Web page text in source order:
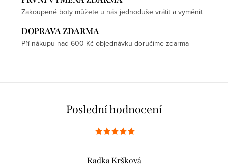
Zakoupené boty můžete u nás jednoduše vrátit a vyměnit
DOPRAVA ZDARMA
Pří nákupu nad 600 Kč objednávku doručíme zdarma
Poslední hodnocení
Radka Kršková